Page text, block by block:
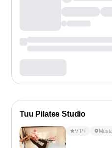
Tuu Pilates Studio
VIP+